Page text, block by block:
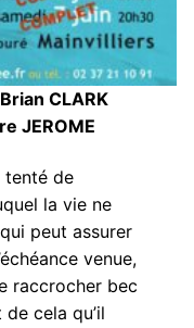
Brian CLARK
JEROME
tenté de
la vie ne
peut assurer
venue,
raccrocher bec
de cela qu’il